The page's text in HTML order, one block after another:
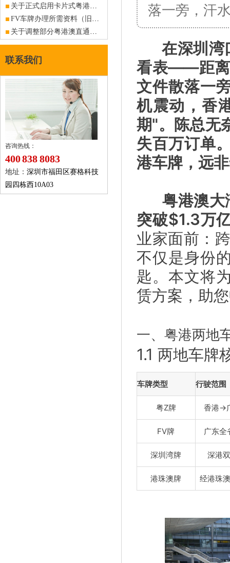
关于正式启用卡片式粤港澳机动车往来及驾驶人驾车批准通知书（电子批文）的公告
FV车牌办理所需资料（旧政已作废，仅供查阅）
关于调整部分粤港澳直通车业务办理程序的公告
联系我们
咨询热线：
400 838 8083
地址： 深圳市福田区赛格科技
园四栋西10A03
落一旁，汗
在深圳湾
看表——距离
文件散落一
机震动，香
期"。陈总无
失百万订单
港车牌，远
粤港澳大
突破$1.3万
业家面前：
不仅是身份
匙。本文将
赁方案，助
一、粤港两地
1.1 两地车牌
车牌类型 行驶范围
粤Z牌 香港→
FV牌 广东
深圳湾牌 深港
港珠澳牌 经港珠